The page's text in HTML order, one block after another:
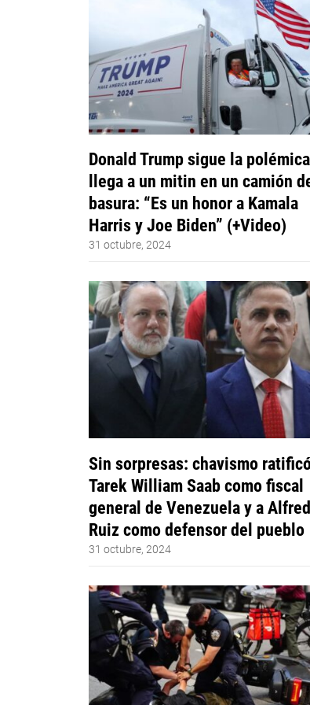
Donald Trump sigue la
llega a un mitin en un camión
basura: “Es un honor a Kamala
Harris y Joe Biden” (+Video)
31 octubre, 2024
Sin sorpresas: chavismo
Tarek William Saab como fiscal
general de Venezuela y a
Ruiz como defensor del pueblo
31 octubre, 2024